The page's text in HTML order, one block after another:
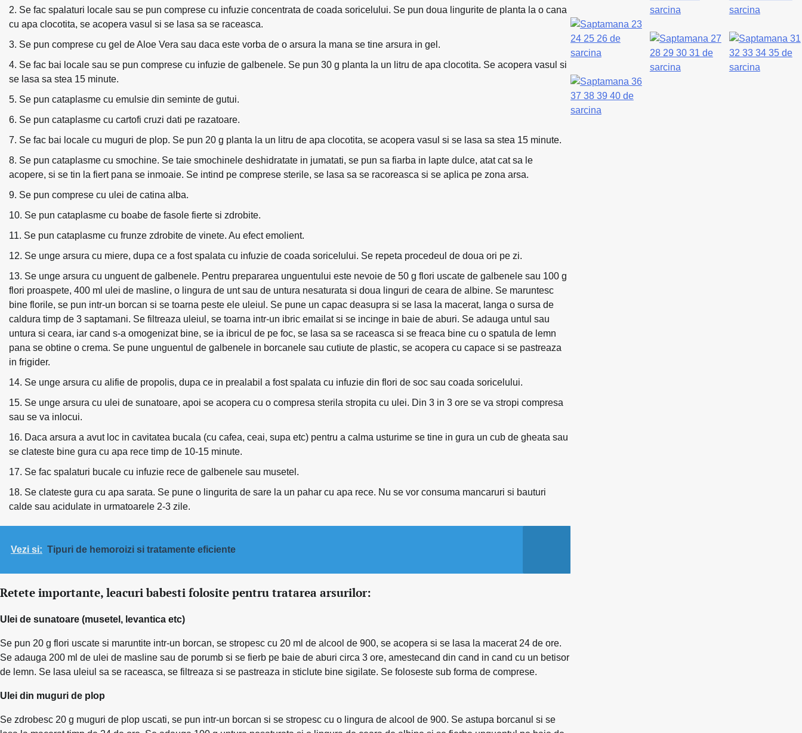
Se fac spalaturi locale sau se pun comprese cu infuzie concentrata de coada soricelului. Se pun doua lingurite de planta la o cana
cu apa clocotita, se acopera vasul si se lasa sa se raceasca.
Se pun comprese cu gel de Aloe Vera sau daca este vorba de o arsura la mana se tine arsura in gel.
Se fac bai locale sau se pun comprese cu infuzie de galbenele. Se pun 30 g planta la un litru de apa clocotita. Se acopera vasul si
se lasa sa stea 15 minute.
Se pun cataplasme cu emulsie din seminte de gutui.
Se pun cataplasme cu cartofi cruzi dati pe razatoare.
Se fac bai locale cu muguri de plop. Se pun 20 g planta la un litru de apa clocotita, se acopera vasul si se lasa sa stea 15 minute.
Se pun cataplasme cu smochine. Se taie smochinele deshidratate in jumatati, se pun sa fiarba in lapte dulce, atat cat sa le
acopere, si se tin la fiert pana se inmoaie. Se intind pe comprese sterile, se lasa sa se racoreasca si se aplica pe zona arsa.
Se pun comprese cu ulei de catina alba.
Se pun cataplasme cu boabe de fasole fierte si zdrobite.
Se pun cataplasme cu frunze zdrobite de vinete. Au efect emolient.
Se unge arsura cu miere, dupa ce a fost spalata cu infuzie de coada soricelului. Se repeta procedeul de doua ori pe zi.
Se unge arsura cu unguent de galbenele. Pentru prepararea unguentului este nevoie de 50 g flori uscate de galbenele sau 100 g
flori proaspete, 400 ml ulei de masline, o lingura de unt sau de untura nesaturata si doua linguri de ceara de albine. Se maruntesc
bine florile, se pun intr-un borcan si se toarna peste ele uleiul. Se pune un capac deasupra si se lasa la macerat, langa o sursa de
caldura timp de 3 saptamani. Se filtreaza uleiul, se toarna intr-un ibric emailat si se incinge in baie de aburi. Se adauga untul sau
untura si ceara, iar cand s-a omogenizat bine, se ia ibricul de pe foc, se lasa sa se raceasca si se freaca bine cu o spatula de lemn
pana se obtine o crema. Se pune unguentul de galbenele in borcanele sau cutiute de plastic, se acopera cu capace si se pastreaza
in frigider.
Se unge arsura cu alifie de propolis, dupa ce in prealabil a fost spalata cu infuzie din flori de soc sau coada soricelului.
Se unge arsura cu ulei de sunatoare, apoi se acopera cu o compresa sterila stropita cu ulei. Din 3 in 3 ore se va stropi compresa
sau se va inlocui.
Daca arsura a avut loc in cavitatea bucala (cu cafea, ceai, supa etc) pentru a calma usturime se tine in gura un cub de gheata sau
se clateste bine gura cu apa rece timp de 10-15 minute.
Se fac spalaturi bucale cu infuzie rece de galbenele sau musetel.
Se clateste gura cu apa sarata. Se pune o lingurita de sare la un pahar cu apa rece. Nu se vor consuma mancaruri si bauturi
calde sau acidulate in urmatoarele 2-3 zile.
Vezi si: Tipuri de hemoroizi si tratamente eficiente
Retete importante, leacuri babesti folosite pentru tratarea arsurilor:
Ulei de sunatoare (musetel, levantica etc)
Se pun 20 g flori uscate si maruntite intr-un borcan, se stropesc cu 20 ml de alcool de 900, se acopera si se lasa la macerat 24 de ore.
Se adauga 200 ml de ulei de masline sau de porumb si se fierb pe baie de aburi circa 3 ore, amestecand din cand in cand cu un betisor
de lemn. Se lasa uleiul sa se raceasca, se filtreaza si se pastreaza in sticlute bine sigilate. Se foloseste sub forma de comprese.
Ulei din muguri de plop
Se zdrobesc 20 g muguri de plop uscati, se pun intr-un borcan si se stropesc cu o lingura de alcool de 900. Se astupa borcanul si se